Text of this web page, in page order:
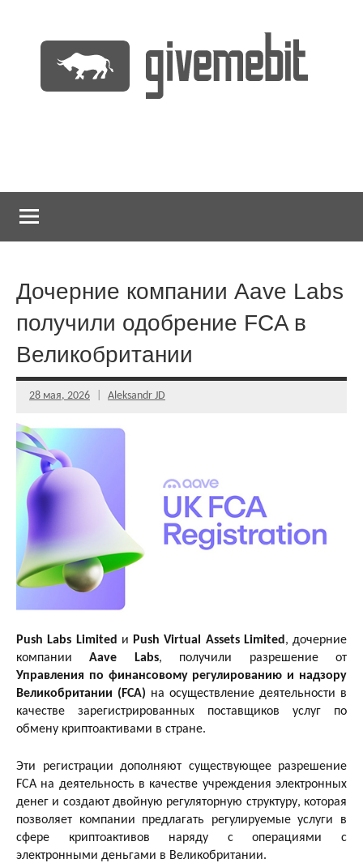
содержимому
Дочерние компании Aave Labs
получили одобрение FCA в
Великобритании
28 мая, 2026 Aleksandr JD
Push Labs Limited и Push Virtual Assets Limited , дочерние
компанииAave Labs, получили разрешение от
Управления по финансовому регулированию и надзору
Великобритании (FCA) на осуществление деятельности в
качестве зарегистрированных поставщиков услуг по
обмену криптоактивами в стране.
Эти регистрации дополняют существующее разрешение
FCA на деятельность в качестве учреждения электронных
денег и создают двойную регуляторную структуру, которая
позволяет компании предлагать регулируемые услуги в
сфере криптоактивов наряду с операциями с
электронными деньгами в Великобритании.